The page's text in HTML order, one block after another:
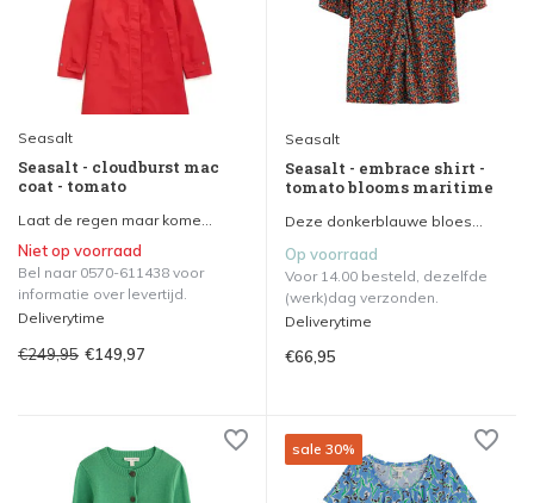
Seasalt
Seasalt - cloudburst mac
coat - tomato
Laat de regen maar kome...
Niet op voorraad
Bel naar 0570-611438 voor
informatie over levertijd.
Deliverytime
€249,95 €149,97
Seasalt
Seasalt - embrace shirt -
tomato blooms maritime
Deze donkerblauwe bloes...
Op voorraad
Voor 14.00 besteld, dezelfde
(werk)dag verzonden.
Deliverytime
€66,95
sale 30%